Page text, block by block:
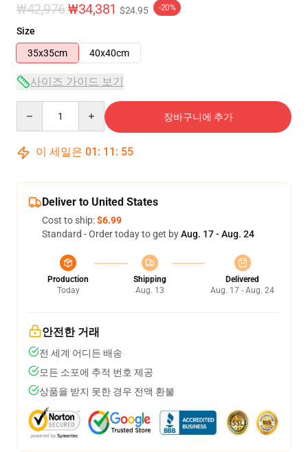
₩42,976₩34,381 $24.95 -20%
Size
35x35cm
40x40cm
사이즈 가이드 보기
장바구니에 추가
이 세일은 01 : 11 : 55
Deliver to United States
Cost to ship:$6.99
Standard - Order today to get byAug. 17 - Aug. 24
Production
Today
Shipping
Aug. 13
Delivered
Aug. 17 - Aug. 24
안전한 거래
전 세계 어디든 배송
모든 소포에 추적 번호 제공
상품을 받지 못한 경우 전액 환불